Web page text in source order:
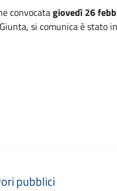
convocatagiovedì 26
si comunica è stato
pubblici